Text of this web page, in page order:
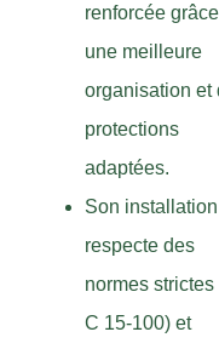
renforcée
une meilleure
organisation et
protections
adaptées.
Son installation
respecte des
normes strictes
C 15-100) et